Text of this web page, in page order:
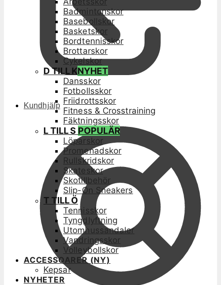
Kundhjälp
Badmintonskor
Basebollskor
Basketskor
Bordtennisskor
Brottarskor
Cykelskor
D TILL KNYHET
Dansskor
Fotbollsskor
Friidrottsskor
Fitness & Crosstraining
Fäktningsskor
L TILL S POPULÄR
Löparskor
Promenadskor
Rullskridskor
Skateskor
Skotillbehör
Slip-On Sneakers
T TILL Ö
Tennisskor
Tyngdlyftning
Utomhussandaler
Vandringsskor
Volleybollskor
ACCESSOARER (NY)
Kepsar
NYHETER